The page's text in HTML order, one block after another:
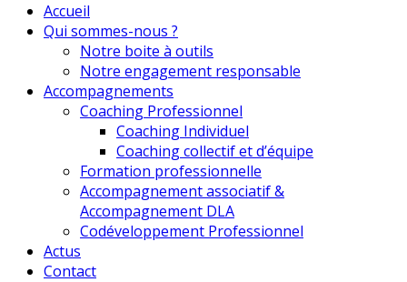
Accueil
Qui sommes-nous ?
Notre boite à outils
Notre engagement responsable
Accompagnements
Coaching Professionnel
Coaching Individuel
Coaching collectif et d’équipe
Formation professionnelle
Accompagnement associatif &
Accompagnement DLA
Codéveloppement Professionnel
Actus
Contact